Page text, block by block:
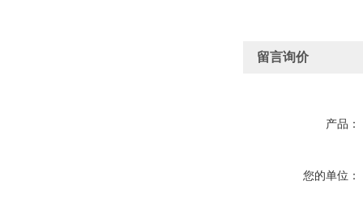
留言询价
产品：
您的单位：